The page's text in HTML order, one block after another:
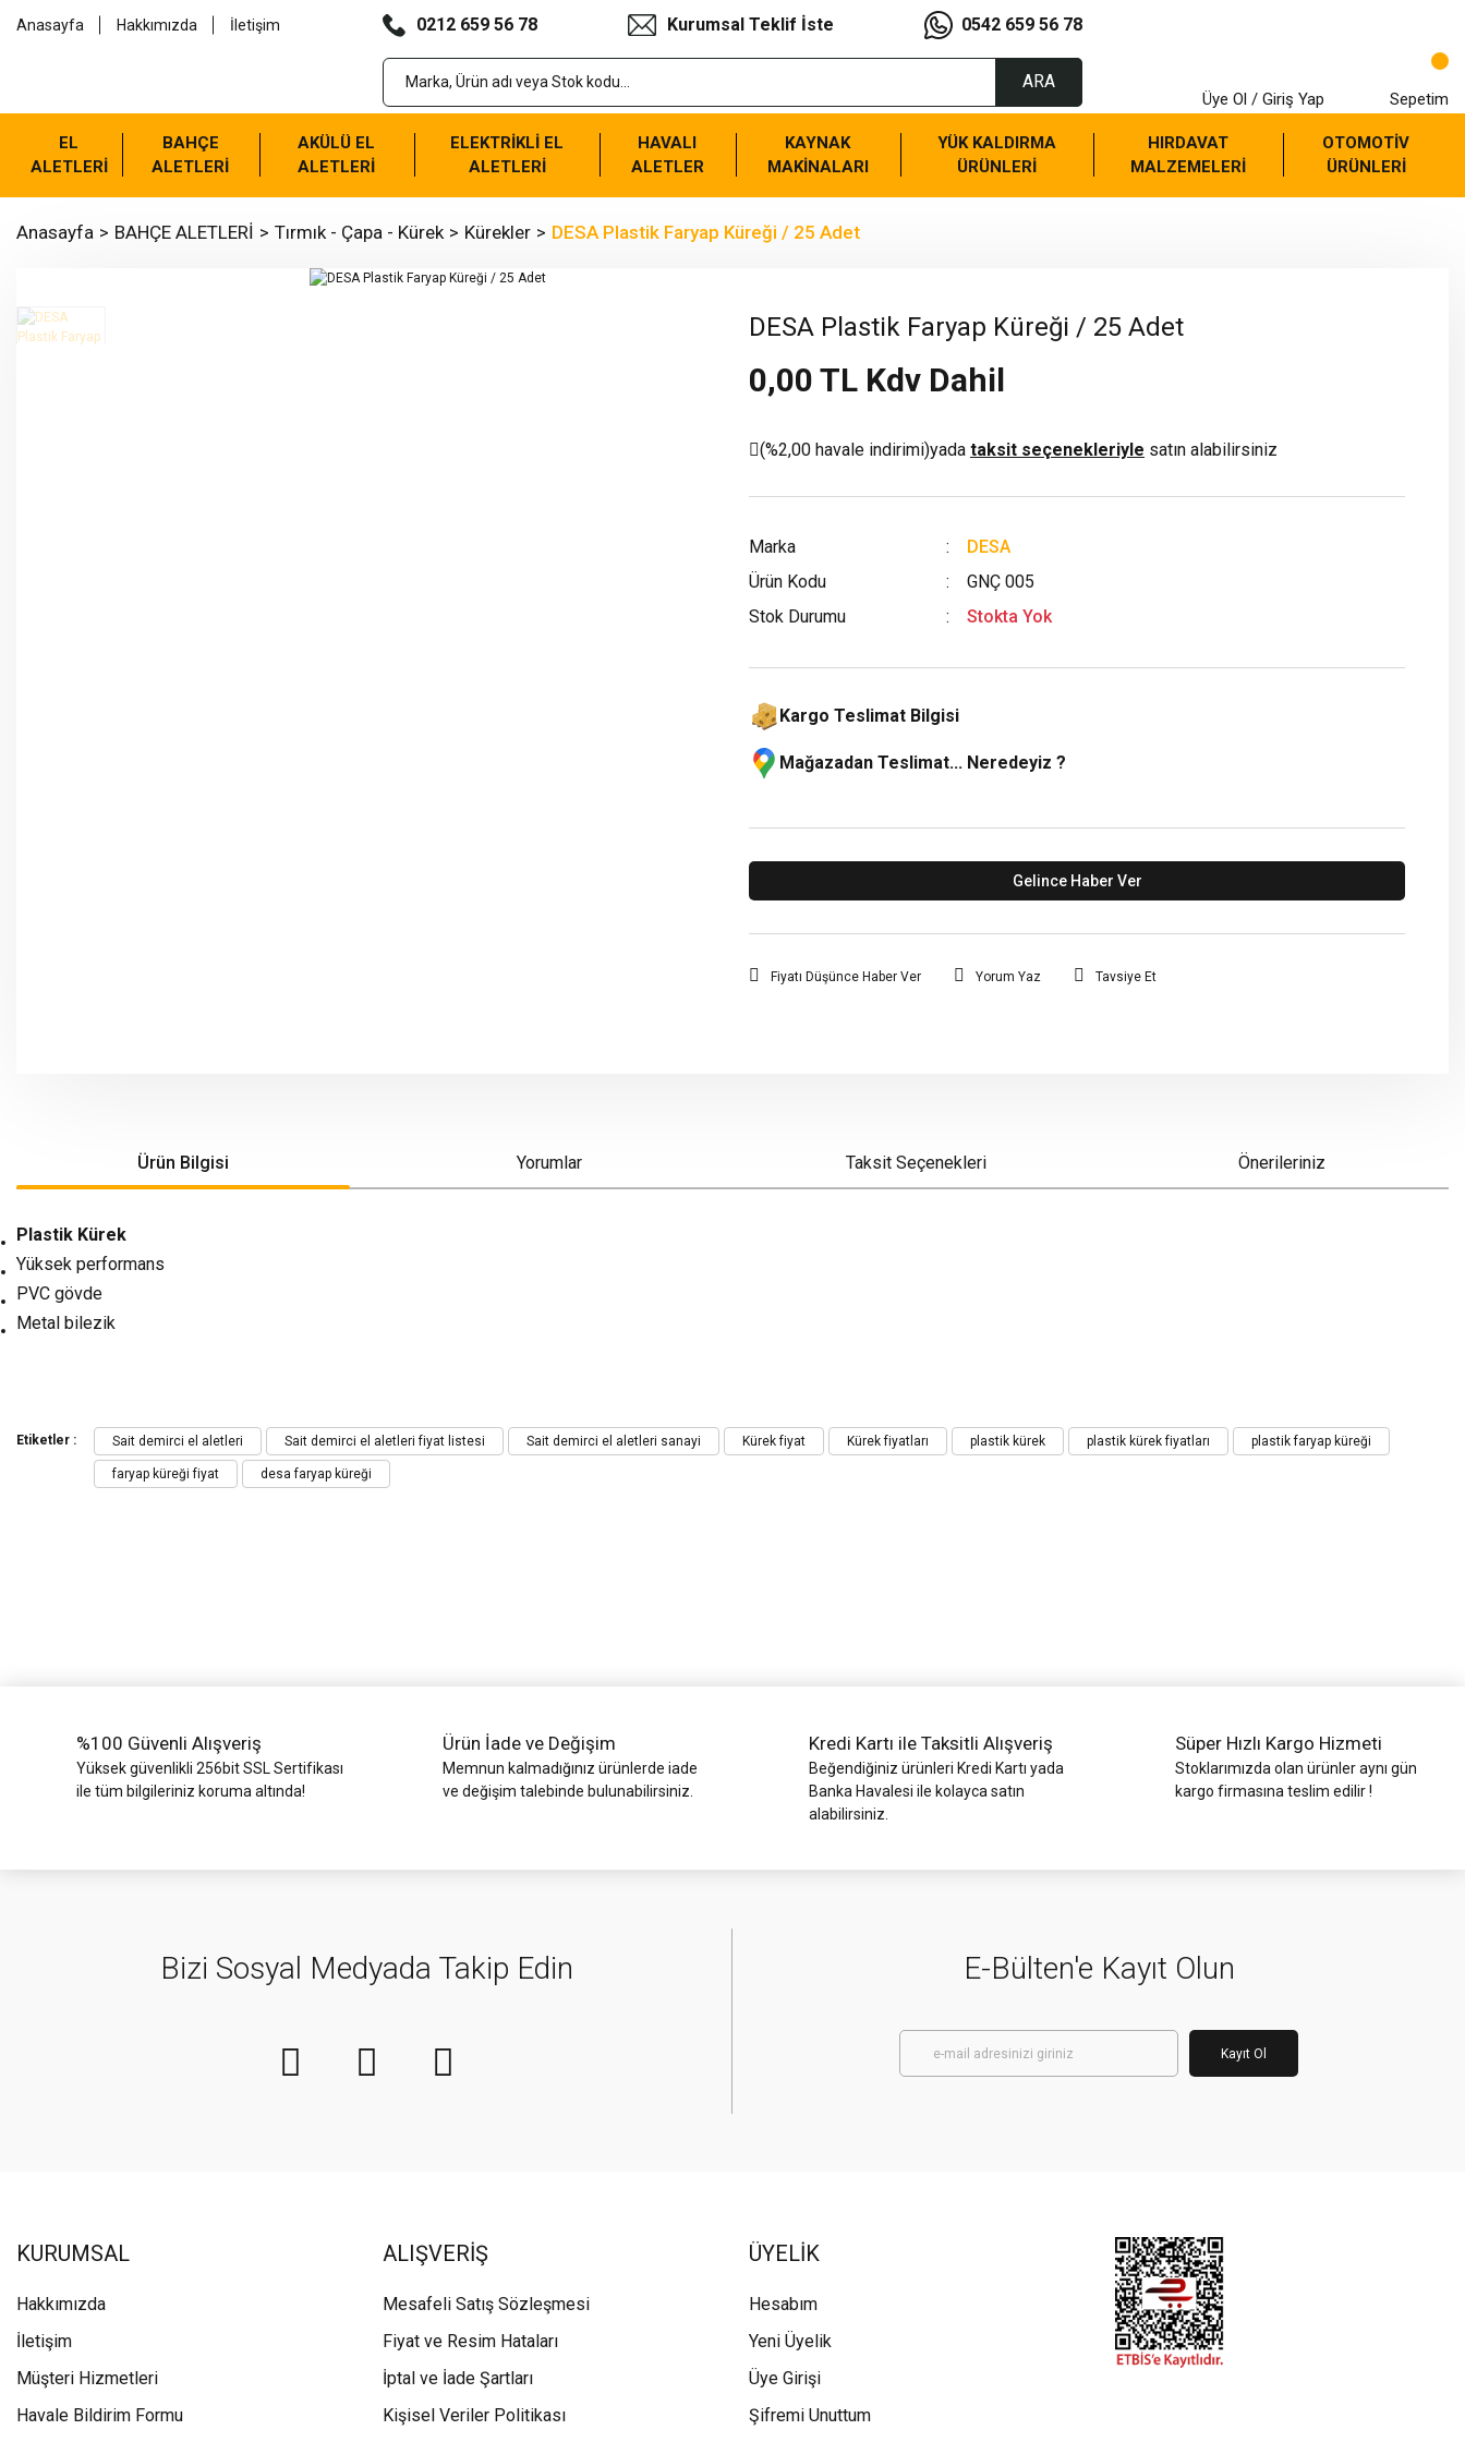
Anasayfa Hakkımızda İletişim 0212 659 56 78 Kurumsal Teklif İste 0542 659 56 78
ARA
Üye Ol / Giriş Yap Sepetim
EL
ALETLERİ
BAHÇE
ALETLERİ
AKÜLÜ EL
ALETLERİ
ELEKTRİKLİ EL
ALETLERİ
HAVALI
ALETLER
KAYNAK
MAKİNALARI
YÜK KALDIRMA
ÜRÜNLERİ
HIRDAVAT
MALZEMELERİ
OTOMOTİV
ÜRÜNLERİ
Anasayfa BAHÇE ALETLERİ Tırmık - Çapa - Kürek Kürekler DESA Plastik Faryap Küreği / 25 Adet
DESA Plastik Faryap Küreği / 25 Adet
0,00 TL Kdv Dahil
(%2,00 havale indirimi)yada taksit seçenekleriyle satın alabilirsiniz
Marka
DESA
Ürün Kodu
GNÇ 005
Stok Durumu
Stokta Yok
Kargo Teslimat Bilgisi
Mağazadan Teslimat... Neredeyiz ?
Gelince Haber Ver
Fiyatı Düşünce Haber Ver Yorum Yaz Tavsiye Et
Ürün Bilgisi Yorumlar Taksit Seçenekleri Önerileriniz
Plastik Kürek
Yüksek performans
PVC gövde
Metal bilezik
Bu ürüne ilk yorumu siz yapın!
Görüş ve önerileriniz için teşekkür ederiz.
Ürün resmi kalitesiz, bozuk veya görüntülenemiyor.
Etiketler : Sait demirci el aletleri Sait demirci el aletleri fiyat listesi Sait demirci el aletleri sanayi Kürek fiyat Kürek fiyatları plastik kürek plastik kürek fiyatları plastik faryap küreği
faryap küreği fiyat desa faryap küreği
%100 Güvenli Alışveriş
Yüksek güvenlikli 256bit SSL Sertifikası
ile tüm bilgileriniz koruma altında!
Ürün İade ve Değişim
Memnun kalmadığınız ürünlerde iade
ve değişim talebinde bulunabilirsiniz.
Kredi Kartı ile Taksitli Alışveriş
Beğendiğiniz ürünleri Kredi Kartı yada
Banka Havalesi ile kolayca satın
alabilirsiniz.
Süper Hızlı Kargo Hizmeti
Stoklarımızda olan ürünler aynı gün
kargo firmasına teslim edilir !
Bizi Sosyal Medyada Takip Edin E-Bülten'e Kayıt Olun
Kayıt Ol
KURUMSAL
Hakkımızda
İletişim
Müşteri Hizmetleri
Havale Bildirim Formu
ALIŞVERİŞ
Mesafeli Satış Sözleşmesi
Fiyat ve Resim Hataları
İptal ve İade Şartları
Kişisel Veriler Politikası
ÜYELİK
Hesabım
Yeni Üyelik
Üye Girişi
Şifremi Unuttum